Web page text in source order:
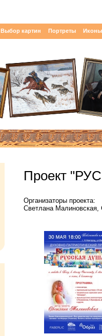
Выбор картин Портреты Иконы
Проект
Ор­га­ни­за­то­ры про­ек­та:
Свет­ла­на